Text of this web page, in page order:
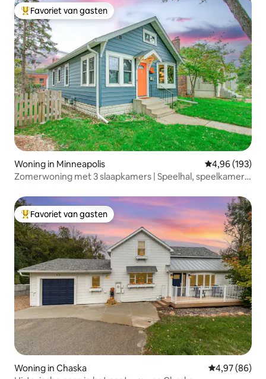
Topfavoriet van gasten
Favoriet van gasten
Woning in Minneapolis Gemiddelde
4,96 (193)
Zomerwoning met 3 slaapkamers | Speelhal, speelkamer
Topfavoriet van gasten
Favoriet van gasten
Woning in Chaska Gemiddelde
4,97 (86)